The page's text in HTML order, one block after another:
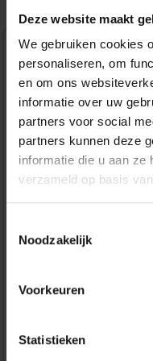
Deze website maakt
We gebruiken cookies
personaliseren, om
en om ons
informatie over uw
partners voor social
partners kunnen deze
informatie die u aan ze
verzameld op basis
Noodzakelijk
Voorkeuren
Statistieken
Normale prijs:
€ 79,99
Prijzen incl. BTW en excl.
Bestel nu
Logitech
Veilig en snel